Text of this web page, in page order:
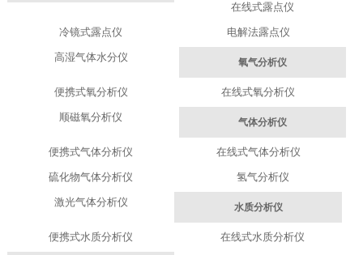
在线式露点仪
冷镜式露点仪 电解法露点仪
高湿气体水分仪 氧气分析仪
便携式氧分析仪 在线式氧分析仪
顺磁氧分析仪 气体分析仪
便携式气体分析仪 在线式气体分析仪
硫化物气体分析仪 氢气分析仪
激光气体分析仪 水质分析仪
便携式水质分析仪 在线式水质分析仪